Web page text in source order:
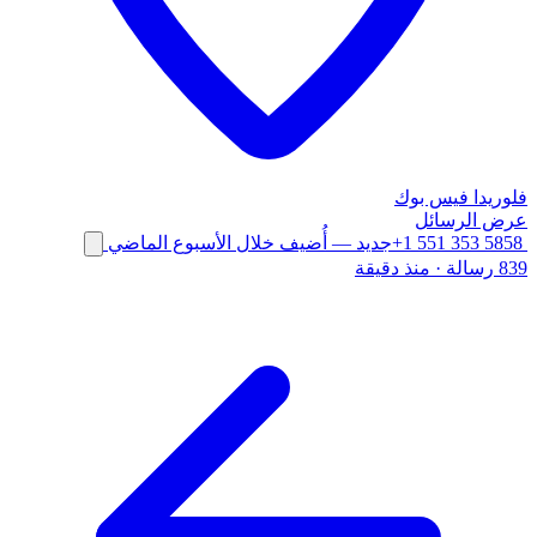
فلوريدا فيس بوك
عرض الرسائل
+1 551 353 5858جديد — أُضيف خلال الأسبوع الماضي
839 رسالة
· منذ دقيقة